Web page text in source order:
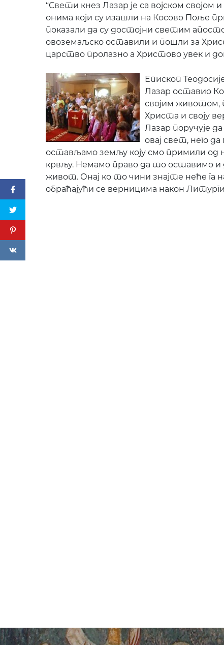
“Свети кнез Лазар је са војском својом
онима који су изашли на Косово Поље
показали да су достојни светим
овоземаљско оставили и пошли за
царство пролазно а Христово увек и
Епископ
Лазар оставио
својим животом,
Христа и своју
Лазар поручује
овај свет, него
остављамо земљу коју смо примили од
крвљу. Немамо право да то оставимо и
живот. Онај ко то чини знајте неће га
обраћајући се верницима након